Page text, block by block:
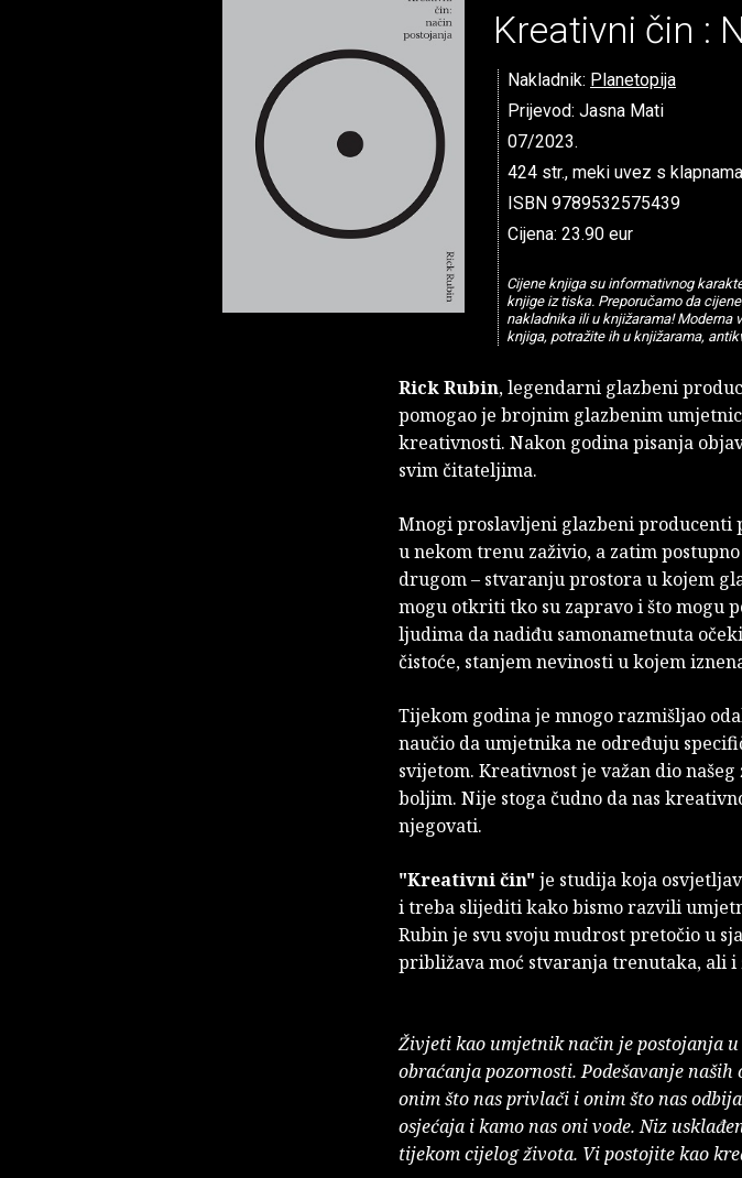
Kreativni čin :
Nakladnik: Planetopija
Prijevod: Jasna Mati
07/2023.
424 str., meki uvez s klapnama
ISBN 9789532575439
Cijena: 23.90 eur
Cijene knjiga su informativnog
knjige iz tiska. Preporučamo da
nakladnika ili u knjižarama! Moderna
knjiga, potražite ih u knjižarama,
Rick Rubin, legendarni glazbeni
pomogao je brojnim glazbenim
kreativnosti. Nakon godina pisanja
svim čitateljima.
Mnogi proslavljeni glazbeni producenti
u nekom trenu zaživio, a zatim
drugom – stvaranju prostora u kojem
mogu otkriti tko su zapravo i što mogu
ljudima da nadiđu samonametnuta
čistoće, stanjem nevinosti u kojem
Tijekom godina je mnogo razmišljao
naučio da umjetnika ne određuju
svijetom. Kreativnost je važan dio
boljim. Nije stoga čudno da nas
njegovati.
"Kreativni čin" je studija koja
i treba slijediti kako bismo razvili
Rubin je svu svoju mudrost pretočio u
približava moć stvaranja trenutaka, ali i
Živjeti kao umjetnik način je postojanja
obraćanja pozornosti. Podešavanje
onim što nas privlači i onim što nas
osjećaja i kamo nas oni vode. Niz
tijekom cijelog života. Vi postojite kao